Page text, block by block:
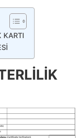
KARTI